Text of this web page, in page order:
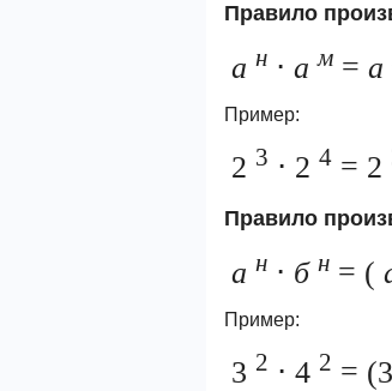
Правило
а н ⋅ ам = а
Пример:
2 3 ⋅ 2 4 = 2
Правило
а н ⋅ б н = (
Пример:
3 2 ⋅ 4 2 =